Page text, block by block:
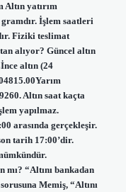
Altın yatırım
İşlem saatleri
Fiziki teslimat
alıyor? Güncel altın
altın (24
Altın saat kaçta
yapılmaz.
arasında gerçekleşir.
tarih 17:00’dir.
mı? “Altını bankadan
Memiş, “Altını